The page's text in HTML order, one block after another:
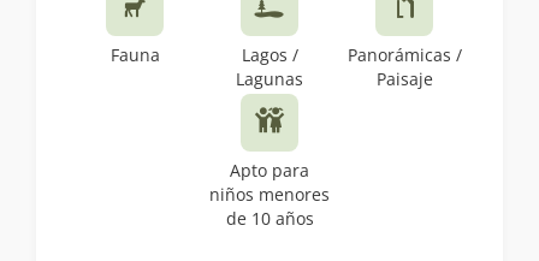
Fauna
Lagos /
Lagunas
Panorámicas /
Paisaje
Apto para
niños menores
de 10 años